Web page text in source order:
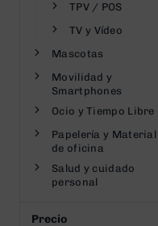
TPV / POS
TV y Vídeo
Mascotas
Movilidad y
Smartphones
Ocio y Tiempo Libre
Papelería y Material
de oficina
Salud y cuidado
personal
Precio